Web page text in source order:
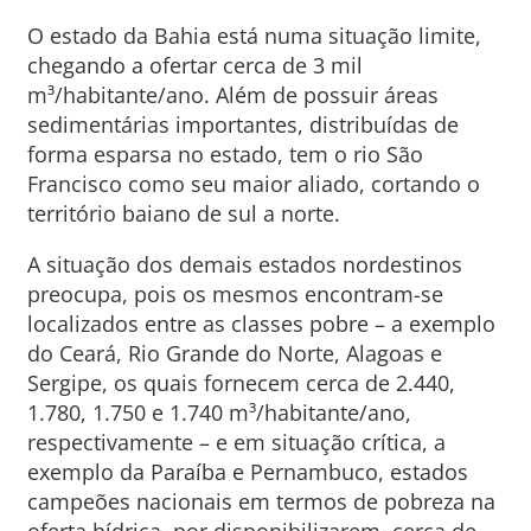
O estado da Bahia está numa situação limite,
chegando a ofertar cerca de 3 mil
m³/habitante/ano. Além de possuir áreas
sedimentárias importantes, distribuídas de
forma esparsa no estado, tem o rio São
Francisco como seu maior aliado, cortando o
território baiano de sul a norte.
A situação dos demais estados nordestinos
preocupa, pois os mesmos encontram-se
localizados entre as classes pobre – a exemplo
do Ceará, Rio Grande do Norte, Alagoas e
Sergipe, os quais fornecem cerca de 2.440,
1.780, 1.750 e 1.740 m³/habitante/ano,
respectivamente – e em situação crítica, a
exemplo da Paraíba e Pernambuco, estados
campeões nacionais em termos de pobreza na